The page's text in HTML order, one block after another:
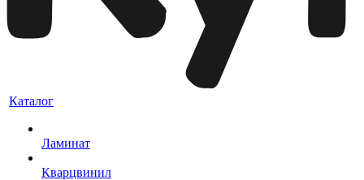
Каталог
Ламинат
Кварцвинил